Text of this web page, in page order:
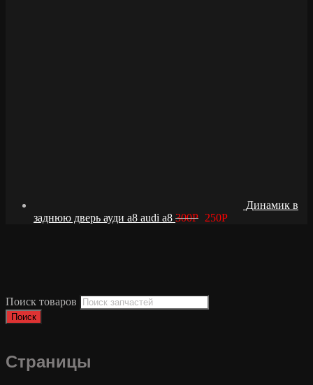
Динамик в
заднюю дверь ауди а8 audi a8 300Р 250Р
Поиск товаров
Поиск
Страницы